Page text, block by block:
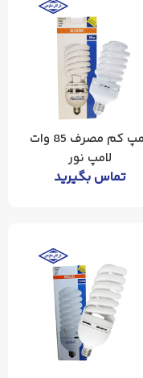
لامپ کم مصرف 85 وات
لامپ نور
تماس بگیرید